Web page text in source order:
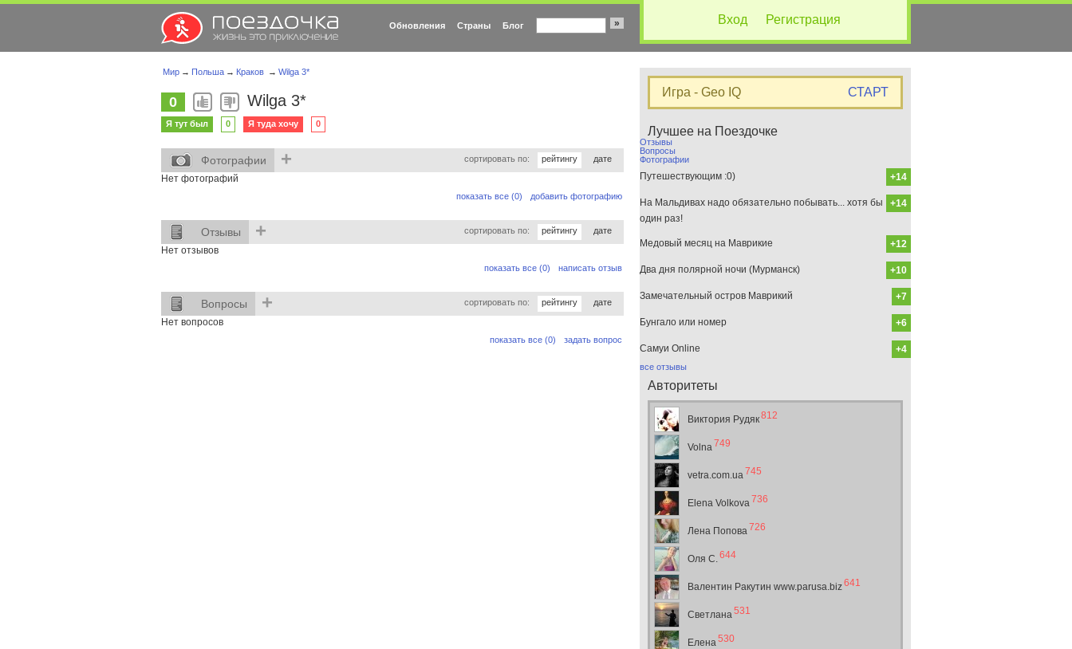
Вход Регистрация
Обновления Страны Блог »
Мир → Польша → Краков → Wilga 3*
0 Wilga 3*
Я тут был 0 Я туда хочу 0
Фотографии + сортировать по: рейтингу дате
Нет фотографий
добавить фотографию
показать все (0)
Отзывы + сортировать по: рейтингу дате
Нет отзывов
написать отзыв
показать все (0)
Вопросы + сортировать по: рейтингу дате
Нет вопросов
задать вопрос
показать все (0)
Игра - Geo IQ СТАРТ
Лучшее на Поездочке
Отзывы
Вопросы
Фотографии
+14
Путешествующим :0)
+14
На Мальдивах надо обязательно побывать... хотя бы
один раз!
+12
Медовый месяц на Маврикие
+10
Два дня полярной ночи (Мурманск)
+7
Замечательный остров Маврикий
+6
Бунгало или номер
+4
Самуи Online
все отзывы
Авторитеты
Виктория Рудяк812
Volna749
vetra.com.ua745
Elena Volkova736
Лена Попова726
Оля С.644
Валентин Ракутин www.parusa.biz641
Светлана531
Елена530